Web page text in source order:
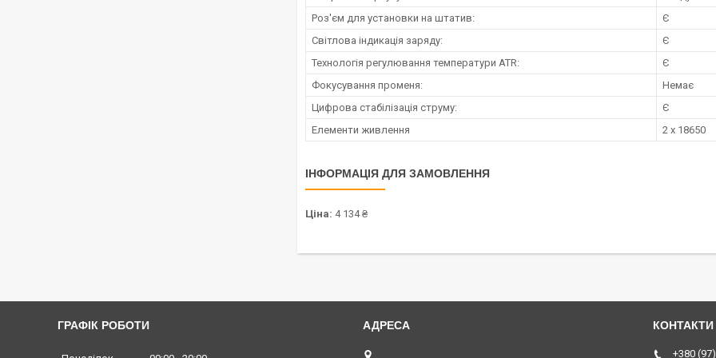
Роз'єм для установки на штатив:
Є
Світлова індикація заряду:
Є
Технологія регулювання температури ATR:
Є
Фокусування променя:
Немає
Цифрова стабілізація струму:
Є
Елементи живлення
2 x 18650
ІНФОРМАЦІЯ ДЛЯ ЗАМОВЛЕННЯ
Ціна: 4 134 ₴
ГРАФІК РОБОТИ
+380